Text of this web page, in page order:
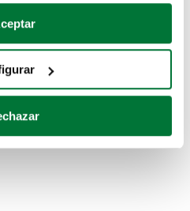
su ubicación geográfica
analizándolo activamente
específicas (huellas
cómo se procesan sus